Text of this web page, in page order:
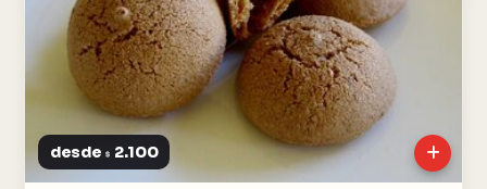
desde $ 2.100